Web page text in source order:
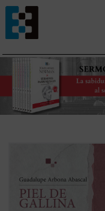
Saltar al contenido.
cuando tengo miedo, pero también me
repente caigo en la cuenta de que estoy
viva y que hay alguien que sostiene mi
existencia». Tercera parte de un diario
literario,Piel de gallinaconsolida el estilo